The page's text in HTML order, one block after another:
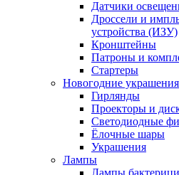
Датчики
Дроссели и
устройства (ИЗУ)
Кронштейны
Патроны и
Стартеры
Новогодние украшения
Гирлянды
Проекторы и
Светодиодные
Ёлочные шары
Украшения
Лампы
Лампы